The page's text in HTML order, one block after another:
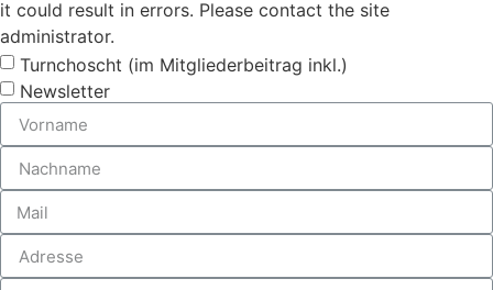
it could result in errors. Please contact the site
administrator.
Turnchoscht (im Mitgliederbeitrag inkl.)
Newsletter